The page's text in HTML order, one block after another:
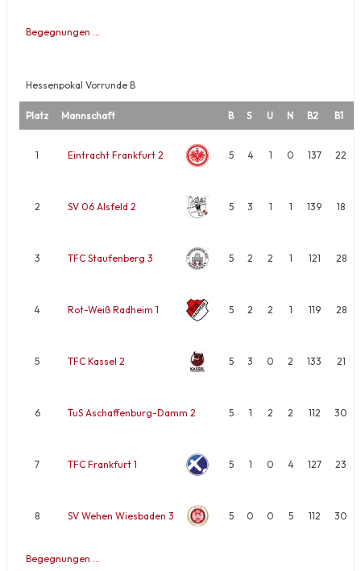
Begegnungen …
Hessenpokal Vorrunde B
Platz Mannschaft B S U N B2 B1
1 Eintracht Frankfurt 2 5 4 1 0 137 22
2 SV 06 Alsfeld 2 5 3 1 1 139 18
3 TFC Staufenberg 3 5 2 2 1 121 28
4 Rot-Weiß Radheim 1 5 2 2 1 119 28
5 TFC Kassel 2 5 3 0 2 133 21
6 TuS Aschaffenburg-Damm 2 5 1 2 2 112 30
7 TFC Frankfurt 1 5 1 0 4 127 23
8 SV Wehen Wiesbaden 3 5 0 0 5 112 30
Begegnungen …